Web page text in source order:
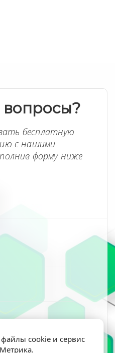
вопросы?
бесплатную
с нашими
форму ниже
файлы cookie и сервис